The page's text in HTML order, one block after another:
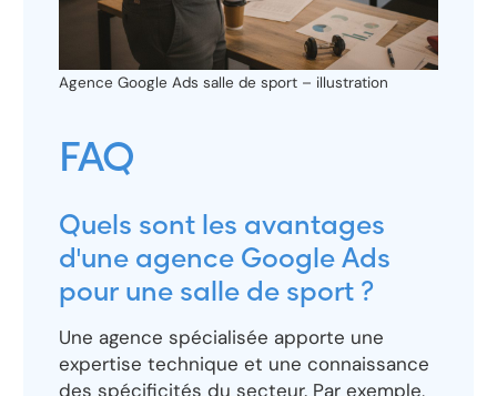
Agence Google Ads salle de sport – illustration
FAQ
Quels sont les avantages
d'une agence Google Ads
pour une salle de sport ?
Une agence spécialisée apporte une
expertise technique et une connaissance
des spécificités du secteur. Par exemple,